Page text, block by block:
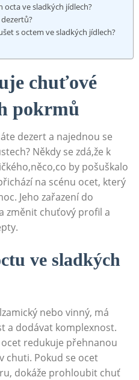
ve ⁢sladkých jídlech?
s⁢ octem ve sladkých jídlech?
chuťové
pokrmů
dezert a ​najednou se
Někdy se ‌zdá,že k
by pošuškalo
na scénu ocet,‌ který
Jeho zařazení do
změnit ⁤chuťový profil a
ve sladkých
nebo vinný, má
a dodávat komplexnost.
redukuje přehnanou
chuti. Pokud se​ ocet
dokáže prohloubit ⁣chuť